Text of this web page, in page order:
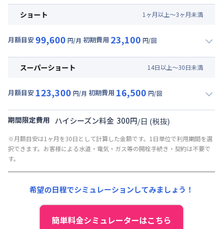
その他費用 :
初期費用
月額賃料目安(30日利用)
光熱費他 : 21,000円/月 (700円/日) (税抜)
その他費用 :
初期費用
ショート 1 ヶ月以上～3ヶ月未満
月額目安 99,600 円/月 初期費用 23,100 円/回
月額賃料目安(30日利用)
光熱費他 : 21,000円/月 (700円/日) (税抜)
その他費用 :
初期費用
契約事務手数料 : 3,000円/回 (税抜)
スーパーショート 14日以上～30日未満
月額目安 123,300 円/月 初期費用 16,500 円/回
月額賃料目安(30日利用)
光熱費他 : 21,000円/月 (700円/日) (税抜)
清掃料他 :
その他費用 :
初期費用
契約事務手数料 : 3,000円/回 (税抜)
期間限定費用 ハイシーズン料金 300円/日 (税抜)
※月額目安は1ヶ月を30日として計算した金額です。1日単位で利用期間を選
択できます。お客様による水道・電気・ガス等の開栓手続き・契約は不要で
す。
希望の日程でシミュレーションしてみましょう！
簡単料金シミュレーターはこちら